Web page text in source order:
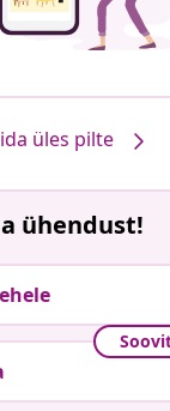
üles pilte
ühendust!